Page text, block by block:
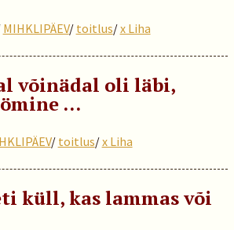
MIHKLIPÄEV/ toitlus/x Liha
võinädal oli läbi,
...
/ toitlus/x Liha
küll, kas lammas või